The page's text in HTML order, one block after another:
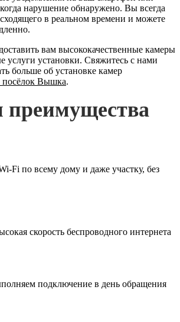
нарушение обнаружено. Вы всегда
в реальном времени и можете
вам высококачественные камеры
услуги установки. Свяжитесь с нами
больше об установке камер
посёлок Вышка.
Fi по всему дому и даже участку, без
скорость беспроводного интернета
подключение в день обращения